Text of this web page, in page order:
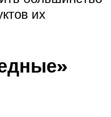
их